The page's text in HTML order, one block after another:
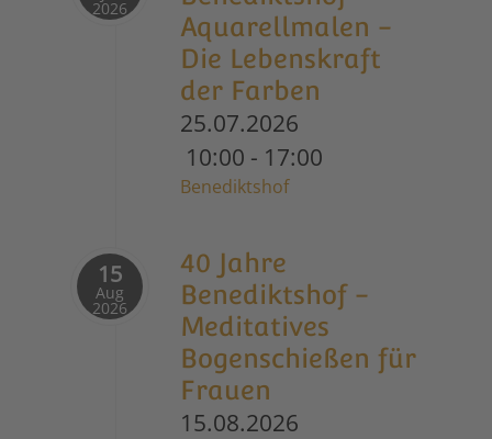
2026
Aquarellmalen -
Die Lebenskraft
der Farben
25.07.2026
10:00 - 17:00
Benediktshof
15
Aug
2026
40 Jahre
Benediktshof -
Meditatives
Bogenschießen für
Frauen
15.08.2026